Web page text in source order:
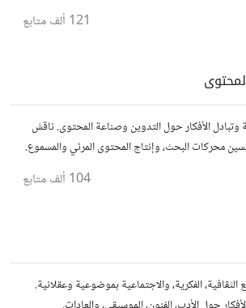
121 ألف متابع
وتبادل الأفكار حول التدوين وصناعة المحتوى. ناقش
محركات البحث، وإنتاج المحتوى المرئي والمسموع.
104 ألف متابع
الفكرية، والاجتماعية بموضوعية وعقلانية.